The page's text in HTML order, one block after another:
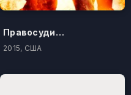
Правосудие по-американски
2015, США